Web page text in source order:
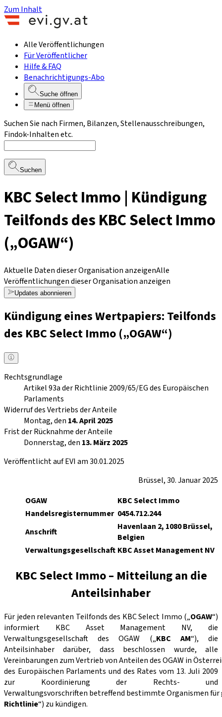
Zum Inhalt
Alle Veröffentlichungen
Für Veröffentlicher
Hilfe & FAQ
Benachrichtigungs-Abo
Suche öffnen
Menü öffnen
Suchen Sie nach Firmen, Bilanzen, Stellenausschreibungen,
Findok-Inhalten etc.
Suchen
KBC Select Immo | Kündigung
Teilfonds des KBC Select Immo
(„OGAW“)
Aktuelle Daten dieser Organisation anzeigenAlle
Veröffentlichungen dieser Organisation anzeigen
Updates abonnieren
Kündigung eines Wertpapiers: Teilfonds
des KBC Select Immo („OGAW“)
Rechtsgrundlage
Artikel 93a der Richtlinie 2009/65/EG des Europäischen
Parlaments
Widerruf des Vertriebs der Anteile
Montag, den 14. April 2025
Frist der Rücknahme der Anteile
Donnerstag, den 13. März 2025
Veröffentlicht auf EVI am 30.01.2025
Brüssel, 30. Januar 2025
OGAW
KBC Select Immo
Handelsregisternummer 0454.712.244
Anschrift
Havenlaan 2, 1080 Brüssel,
Belgien
Verwaltungsgesellschaft KBC Asset Management NV
KBC Select Immo – Mitteilung an die
Anteilsinhaber
Für jeden relevanten Teilfonds des KBC Select Immo („OGAW“)
informiert KBC Asset Management NV, die
Verwaltungsgesellschaft des OGAW („KBC AM“), die
Anteilsinhaber darüber, dass beschlossen wurde, alle
Vereinbarungen zum Vertrieb von Anteilen des OGAW in
des Europäischen Parlaments und des Rates vom 13. Juli 2009
zur Koordinierung der Rechts- und
Verwaltungsvorschriften betreffend bestimmte Organismen für
Richtlinie“) zu kündigen.